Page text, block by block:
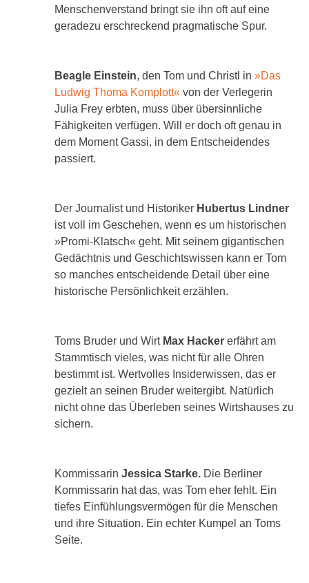
Menschenverstand bringt sie ihn oft auf eine
geradezu erschreckend pragmatische Spur.
Beagle Einstein, den Tom und Christl in»Das
Ludwig Thoma Komplott« von der Verlegerin
Julia Frey erbten, muss über übersinnliche
Fähigkeiten verfügen. Will er doch oft genau in
dem Moment Gassi, in dem Entscheidendes
passiert.
Der Journalist und Historiker Hubertus Lindner
ist voll im Geschehen, wenn es um historischen
»Promi-Klatsch« geht. Mit seinem gigantischen
Gedächtnis und Geschichtswissen kann er Tom
so manches entscheidende Detail über eine
historische Persönlichkeit erzählen.
Toms Bruder und Wirt Max Hackererfährt am
Stammtisch vieles, was nicht für alle Ohren
bestimmt ist. Wertvolles Insiderwissen, das er
gezielt an seinen Bruder weitergibt. Natürlich
nicht ohne das Überleben seines Wirtshauses zu
sichern.
Kommissarin Jessica Starke. Die Berliner
Kommissarin hat das, was Tom eher fehlt. Ein
tiefes Einfühlungsvermögen für die Menschen
und ihre Situation. Ein echter Kumpel an Toms
Seite.